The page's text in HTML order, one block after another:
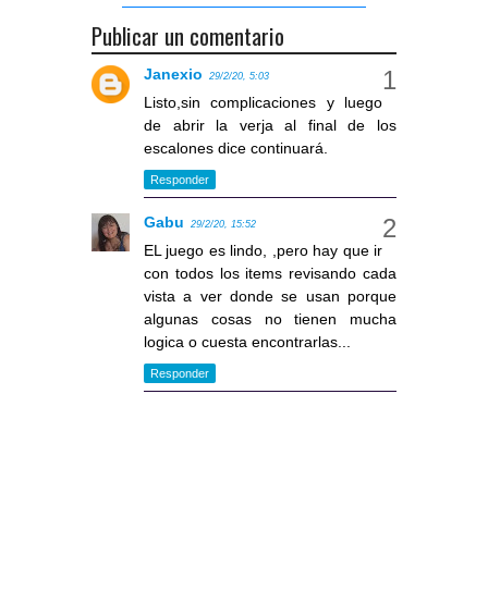
Publicar un comentario
Janexio 29/2/20, 5:03
Listo,sin complicaciones y luego
de abrir la verja al final de los
escalones dice continuará.
Responder
Gabu 29/2/20, 15:52
EL juego es lindo, ,pero hay que ir
con todos los items revisando cada
vista a ver donde se usan porque
algunas cosas no tienen mucha
logica o cuesta encontrarlas...
Responder